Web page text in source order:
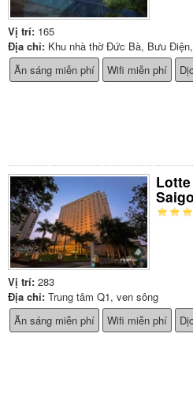
Vị trí: 165
Địa chỉ: Khu nhà thờ Đức Bà, Bưu
Ăn sáng miễn phí
Wifi miễn phí
Vị trí: 283
Địa chỉ: Trung tâm Q1, ven sông
Ăn sáng miễn phí
Wifi miễn phí